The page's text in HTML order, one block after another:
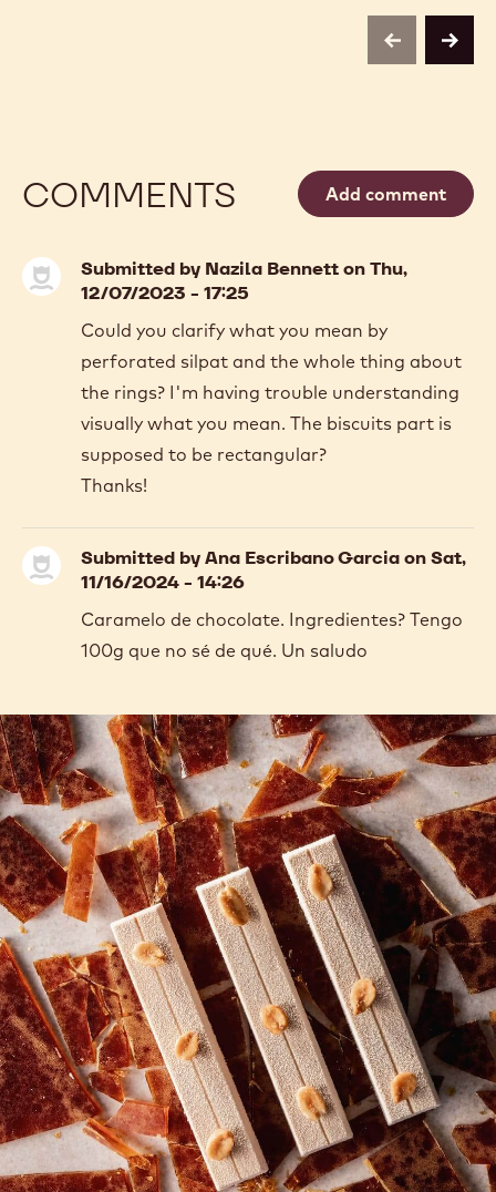
previousnext
COMMENTS Add comment
Submitted by Nazila Bennetton Thu,
12/07/2023 - 17:25
Could you clarify what you mean by
perforated silpat and the whole thing about
the rings? I'm having trouble understanding
visually what you mean. The biscuits part is
supposed to be rectangular?
Thanks!
Submitted byAna Escribano Garciaon Sat,
11/16/2024 - 14:26
Caramelo de chocolate. Ingredientes? Tengo
100g que no sé de qué. Un saludo